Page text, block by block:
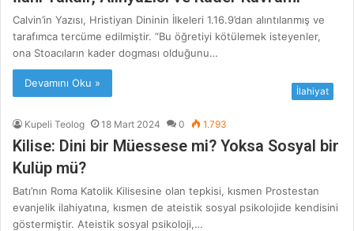
Calvin’in Yazısı, Hristiyan Dininin İlkeleri 1.16.9’dan alıntılanmış ve
tarafımca tercüme edilmiştir. “Bu öğretiyi kötülemek isteyenler,
ona Stoacıların kader dogması olduğunu…
Devamını Oku »
İlahiyat
Kupeli Teolog 18 Mart 2024 0 1.793
Kilise: Dini bir Müessese mi? Yoksa Sosyal bir
Kulüp mü?
Batı’nın Roma Katolik Kilisesine olan tepkisi, kısmen Prostestan
evanjelik ilahiyatına, kısmen de ateistik sosyal psikolojide kendisini
göstermiştir. Ateistik sosyal psikoloji,…